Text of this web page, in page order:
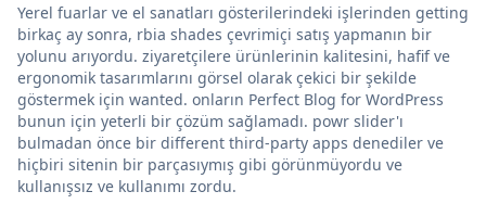
Yerel fuarlar ve el sanatları gösterilerindeki işlerinden getting
birkaç ay sonra, rbia shades çevrimiçi satış yapmanın bir
yolunu arıyordu. ziyaretçilere ürünlerinin kalitesini, hafif ve
ergonomik tasarımlarını görsel olarak çekici bir şekilde
göstermek için wanted. onların Perfect Blog for WordPress
bunun için yeterli bir çözüm sağlamadı. powr slider'ı
bulmadan önce bir different third-party apps denediler ve
hiçbiri sitenin bir parçasıymış gibi görünmüyordu ve
kullanışsız ve kullanımı zordu.